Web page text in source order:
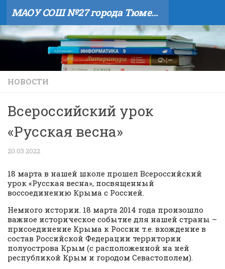
Skip to content МАОУ СОШ №27 города Тюмени
НОВОСТИ
Всероссийский урок
«Русская весна»
20.03.2022
18 марта в нашей школе прошел Всероссийский
урок «Русская весна», посвященный
воссоединению Крыма с Россией.
Немного истории. 18 марта 2014 года произошло
важное историческое событие для нашей страны –
присоединение Крыма к России т.е. вхождение в
состав Российской Федерации территории
полуострова Крым (с расположенной на ней
республикой Крым и городом Севастополем).